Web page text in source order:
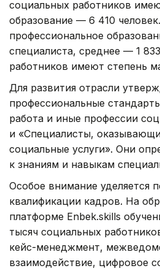
социальных работников
образование — 6 410
профессиональное
специалиста, среднее — 1
работников имеют степень
Для развития отрасли
профессиональные
работа и иные профессии
и «Специалисты,
социальные услуги». Они
к знаниям и навыкам
Особое внимание уделяется
квалификации кадров. На
платформе Enbek.skills
тысяч социальных
кейс-менеджмент,
взаимодействие, цифровое